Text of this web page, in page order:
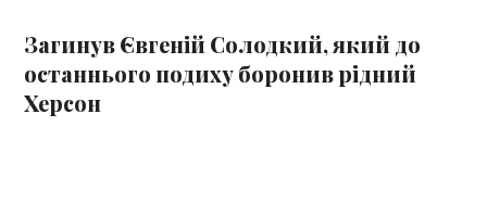
Загинув Євгеній Солодкий, який до
останнього подиху боронив рідний
Херсон